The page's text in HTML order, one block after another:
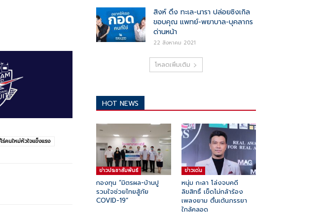
ร่คนใหม่หัวใจแข็งแรง
สิงห์ ดึง ทะเล-นารา ปล่อยซิงเกิล
ขอบคุณ แพทย์-พยาบาล-บุคลากร
ด่านหน้า
22 สิงหาคม 2021
โหลดเพิ่มเติม
HOT NEWS
ข่าวประชาสัมพันธ์
กองทุน “มิตรผล-บ้านปู
รวมใจช่วยไทยสู้ภัย
COVID-19”
ข่าวเด่น
หนุ่ม กะลา โล่งจบคดี
ลิขสิทธิ์ เข็ดไม่กล้าร้อง
เพลงยาม ตื่นเต้นภรรยา
ใกล้คลอด